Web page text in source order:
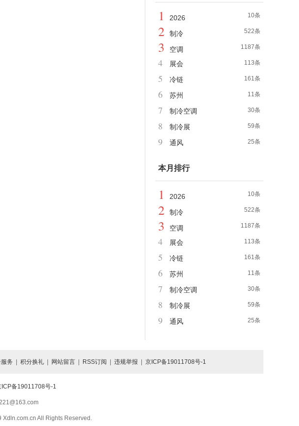
10条
1 2026
522条
2 制冷
1187条
3 空调
113条
4 展会
161条
5 冷链
11条
6 苏州
30条
7 制冷空调
59条
8 制冷展
25条
9 通风
本月排行
10条
1 2026
522条
2 制冷
1187条
3 空调
113条
4 展会
161条
5 冷链
11条
6 苏州
30条
7 制冷空调
59条
8 制冷展
25条
9 通风
务 积分换礼| 网站留言| RSS订阅 违规举报 京ICP备19011708号-1
ICP备19011708号-1
All Rights Reserved.